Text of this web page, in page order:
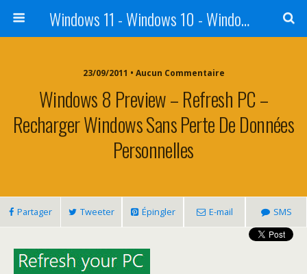
Windows 11 - Windows 10 - Windows 8 - Windows 7 - VISTA
23/09/2011 • Aucun Commentaire
Windows 8 Preview – Refresh PC –
Recharger Windows Sans Perte De Données
Personnelles
Partager Tweeter Épingler E-mail SMS